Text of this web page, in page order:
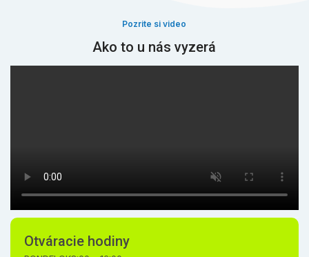
Otváracie hodiny
Pozrite si video
Ako to u nás vyzerá